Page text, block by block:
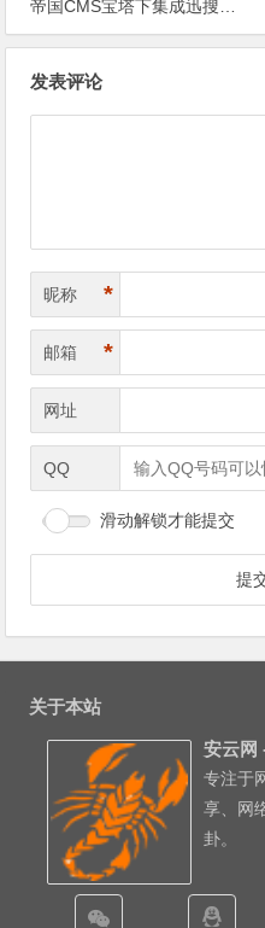
帝国CMS宝塔下集成迅搜教程
发表评论
昵称 *
邮箱 *
网址
QQ
滑动解锁才能提交
关于本站
安云网
专注于
享、网
卦。